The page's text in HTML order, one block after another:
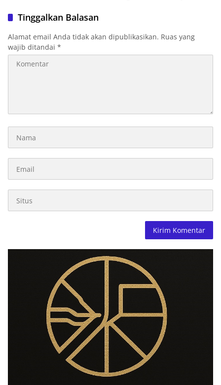
Tinggalkan Balasan
Alamat email Anda tidak akan dipublikasikan. Ruas yang
wajib ditandai *